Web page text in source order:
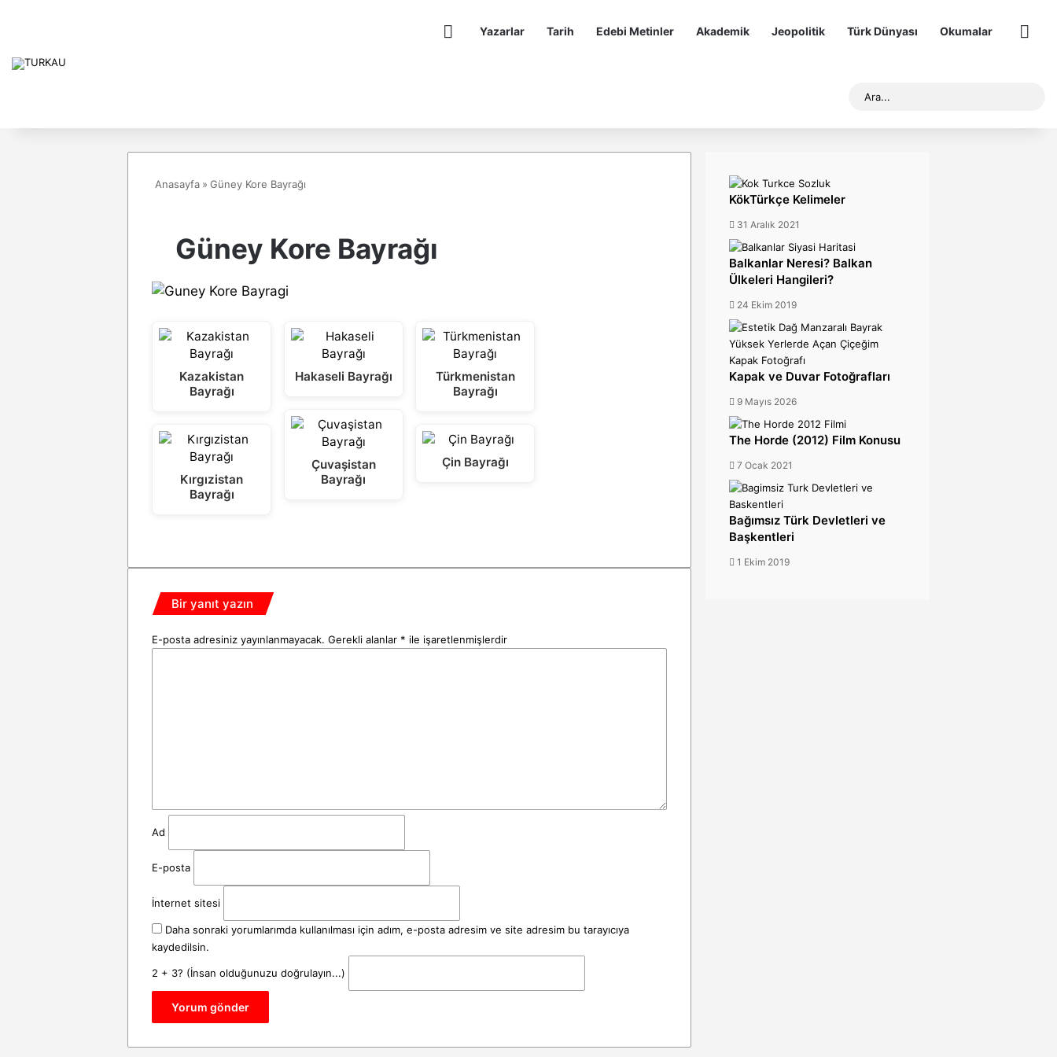
Anasayfa
Yazarlar Tarih Edebi Metinler Akademik Jeopolitik Türk Dünyası Okumalar
Rastgele Makale
Anasayfa » Güney Kore Bayrağı
Güney Kore Bayrağı
Kazakistan
Bayrağı
Kırgızistan
Bayrağı
Hakaseli Bayrağı
Çuvaşistan
Bayrağı
Türkmenistan
Bayrağı
Çin Bayrağı
Bir yanıt yazın
E-posta adresiniz yayınlanmayacak. Gerekli alanlar * ile işaretlenmişlerdir
Ad
E-posta
İnternet sitesi
Daha sonraki yorumlarımda kullanılması için adım, e-posta adresim ve site adresim bu tarayıcıya
kaydedilsin.
2 + 3? (İnsan olduğunuzu doğrulayın...)
KökTürkçe Kelimeler
31 Aralık 2021
Balkanlar Neresi? Balkan
Ülkeleri Hangileri?
24 Ekim 2019
Kapak ve Duvar Fotoğrafları
9 Mayıs 2026
The Horde (2012) Film Konusu
7 Ocak 2021
Bağımsız Türk Devletleri ve
Başkentleri
1 Ekim 2019